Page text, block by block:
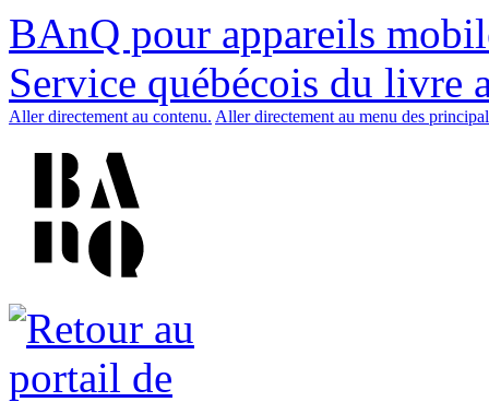
BAnQ pour appareils
Service québécois du livre
Aller directement au contenu. Aller directement au menu des